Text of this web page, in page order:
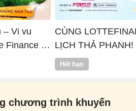
– Vi vu
Finance x
CÙNG
LỊCH THẢ PHANH!
Hết hạn
chương trình khuyến